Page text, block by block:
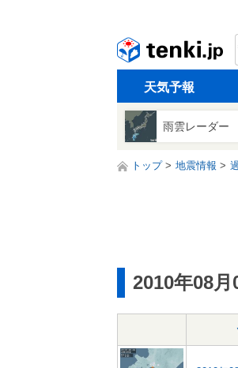
天気予報
雨雲レーダー
トップ 地震情報
2010年08